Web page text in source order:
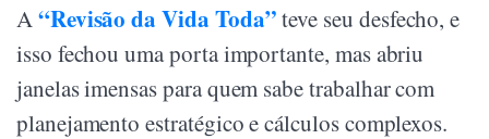
A “Revisão da Vida Toda”teve seu desfecho, e
isso fechou uma porta importante, mas abriu
janelas imensas para quem sabe trabalhar com
planejamento estratégico e cálculos complexos.